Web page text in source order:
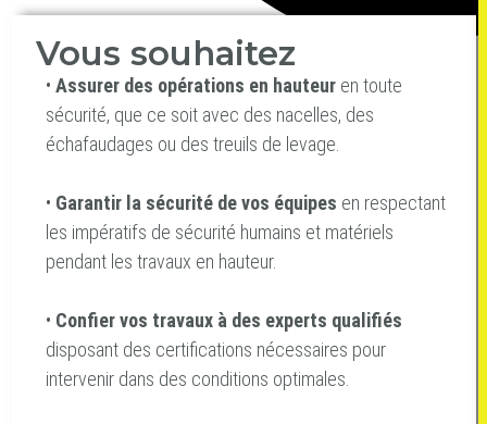
Vous souhaitez
• Assurer des opérations en hauteur en toute
sécurité, que ce soit avec des nacelles, des
échafaudages ou des treuils de levage.
• Garantir la sécurité de vos équipes en respectant
les impératifs de sécurité humains et matériels
pendant les travaux en hauteur.
• Confier vos travaux à des experts qualifiés
disposant des certifications nécessaires pour
intervenir dans des conditions optimales.